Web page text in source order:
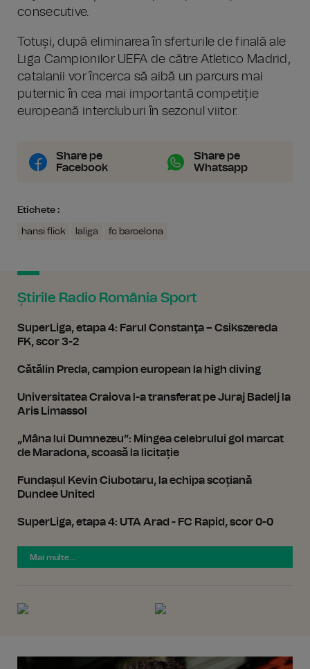
consecutive.
Totuși, după eliminarea în sferturile de finală ale
Liga Campionilor UEFA de către Atletico Madrid,
catalanii vor încerca să aibă un parcurs mai
puternic în cea mai importantă competiție
europeană intercluburi în sezonul viitor.
Share pe
Facebook
Share pe
Whatsapp
Etichete :
hansi flick laliga fc barcelona
Știrile Radio România Sport
SuperLiga, etapa 4: Farul Constanţa – Csikszereda
FK, scor 3-2
Cătălin Preda, campion european la high diving
Universitatea Craiova l-a transferat pe Juraj Badelj la
Aris Limassol
„Mâna lui Dumnezeu”: Mingea celebrului gol marcat
de Maradona, scoasă la licitație
Fundașul Kevin Ciubotaru, la echipa scoțiană
Dundee United
SuperLiga, etapa 4: UTA Arad - FC Rapid, scor 0-0
Mai multe...